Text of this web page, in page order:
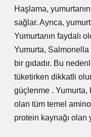
Haşlama,
sağlar. Ayrıca,
Yumurtanın faydalı
Yumurta, Salmonella
bir gıdadır. Bu
tüketirken dikkatli
güçlenme . Yumurta,
olan tüm temel
protein kaynağı olan